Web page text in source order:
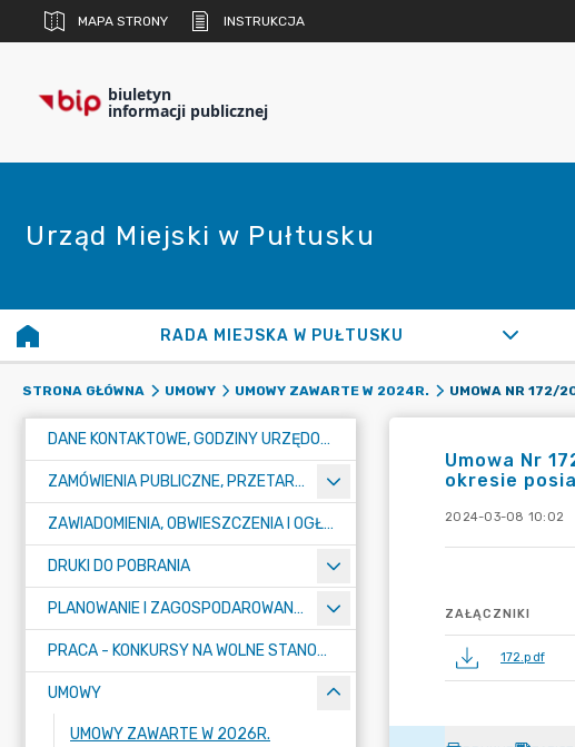
MAPA STRONY INSTRUKCJA
biuletyn
informacji publicznej
Urząd Miejski w Pułtusku
RADA MIEJSKA W PUŁTUSKU
STRONA GŁÓWNA UMOWY UMOWY ZAWARTE W 2024R.
DANE KONTAKTOWE, GODZINY URZĘDOWANIA I NUMER KONTA BANKOWEGO
ZAMÓWIENIA PUBLICZNE, PRZETARGI, KONKURSY
ZAWIADOMIENIA, OBWIESZCZENIA I OGŁOSZENIA
DRUKI DO POBRANIA
PLANOWANIE I ZAGOSPODAROWANIE PRZESTRZENNE
PRACA - KONKURSY NA WOLNE STANOWISKA
UMOWY
UMOWY ZAWARTE W 2026R.
Umowa Nr
okresie
2024-03-08 10:02
ZAŁĄCZNIKI
172.pdf